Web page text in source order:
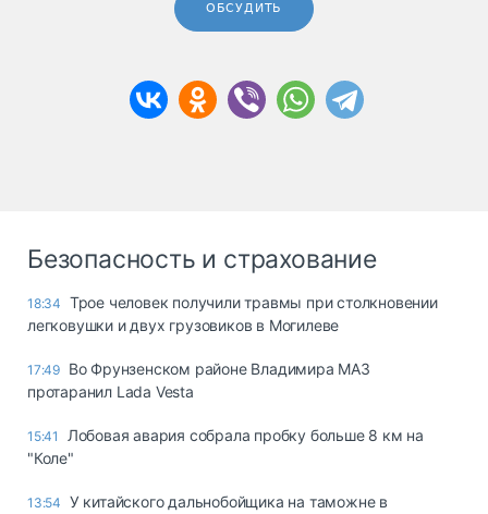
ОБСУДИТЬ
Безопасность и страхование
18:34 Трое человек получили травмы при столкновении
легковушки и двух грузовиков в Могилеве
17:49 Во Фрунзенском районе Владимира МАЗ
протаранил Lada Vesta
15:41
Лобовая авария собрала пробку больше 8 км на
"Коле"
13:54 У китайского дальнобойщика на таможне в